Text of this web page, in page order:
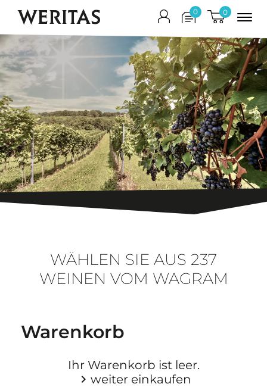
WERITAS 0 0
WÄHLEN SIE AUS 237
WEINEN VOM WAGRAM
Warenkorb
Ihr Warenkorb ist leer.
chevron_right weiter einkaufen